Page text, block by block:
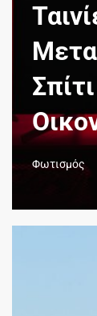
Φωτισμός